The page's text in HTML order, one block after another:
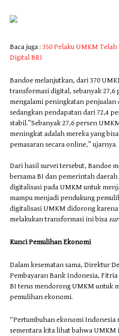
Baca juga : 350 Pelaku UMKM
Digital BRI
Bandoe melanjutkan, dari 370
transformasi digital, sebanyak 27,6
mengalami peningkatan penjualan
sedangkan pendapatan dari 72,4
stabil.”Sebanyak 27,6 persen
meningkat adalah mereka yang
pemasaran secara online,” ujarnya.
Dari hasil survei tersebut, Bandoe
bersama BI dan pemerintah
digitalisasi pada UMKM untuk
mampu menjadi pendukung
digitalisasi UMKM didorong
melakukan transformasi ini bisa
Kunci Pemulihan Ekonomi
Dalam kesematan sama, Direktur
Pembayaran Bank Indonesia,
BI terus mendorong UMKM untuk
pemulihan ekonomi.
“Pertumbuhan ekonomi Indonesia
sementara kita lihat bahwa